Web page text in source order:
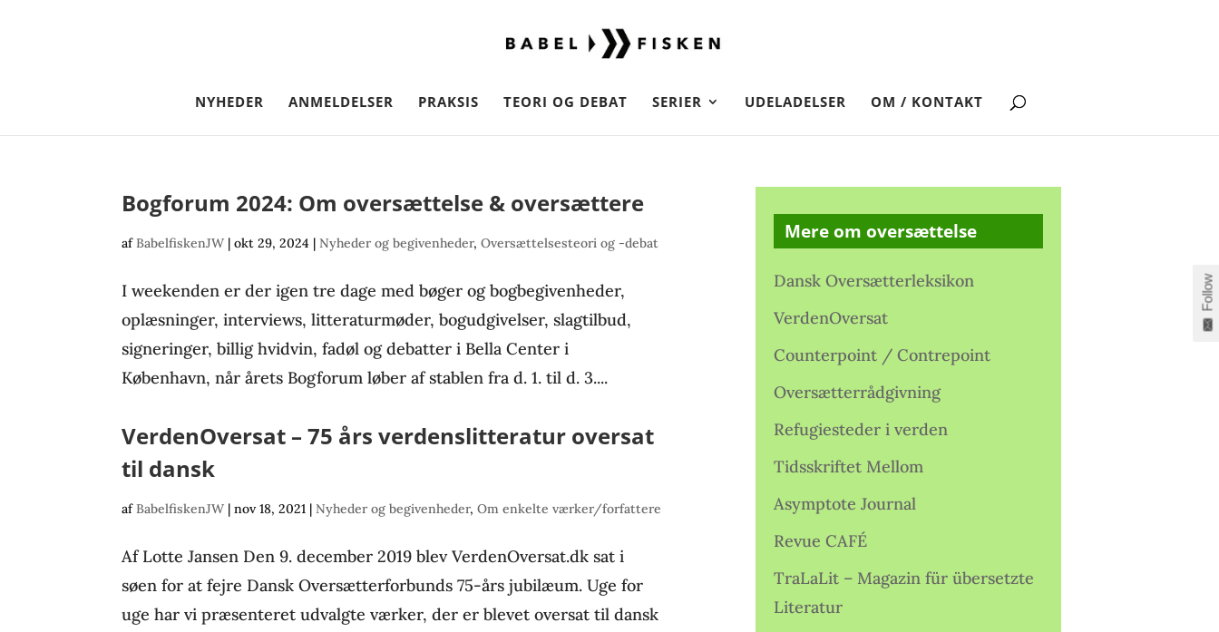
NYHEDER ANMELDELSER PRAKSIS TEORI OG DEBAT SERIER UDELADELSER OM / KONTAKT
Bogforum 2024: Om oversættelse & oversættere
afBabelfiskenJW |okt 29, 2024 |Nyheder og begivenheder,Oversættelsesteori og -debat
I weekenden er der igen tre dage med bøger og bogbegivenheder,
oplæsninger, interviews, litteraturmøder, bogudgivelser, slagtilbud,
signeringer, billig hvidvin, fadøl og debatter i Bella Center i
København, når årets Bogforum løber af stablen fra d. 1. til d. 3....
VerdenOversat – 75 års verdenslitteratur oversat
til dansk
afBabelfiskenJW |nov 18, 2021 |Nyheder og begivenheder,Om enkelte værker/forfattere
Af Lotte Jansen Den 9. december 2019 blev VerdenOversat.dk sat i
søen for at fejre Dansk Oversætterforbunds 75-års jubilæum. Uge for
uge har vi præsenteret udvalgte værker, der er blevet oversat til dansk
Mere om oversættelse
Dansk Oversætterleksikon
VerdenOversat
Counterpoint / Contrepoint
Oversætterrådgivning
Refugiesteder i verden
Tidsskriftet Mellom
Asymptote Journal
Revue CAFÉ
TraLaLit – Magazin für übersetzte
Literatur
Follow